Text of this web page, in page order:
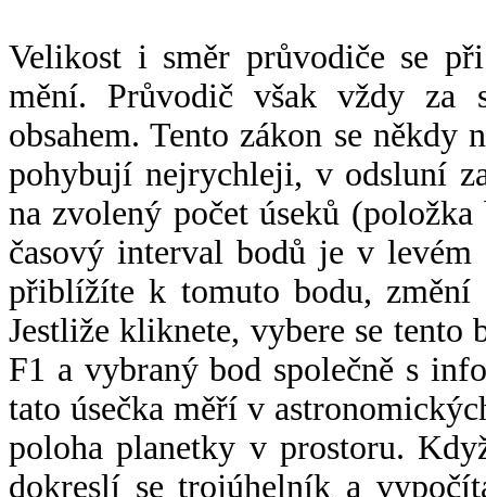
Velikost i směr průvodiče se
mění. Průvodič však vždy za
obsahem. Tento zákon se někdy
pohybují nejrychleji, v odsluní
na zvolený počet úseků
časový interval bodů je v
přiblížíte k tomuto bodu,
Jestliže kliknete, vybere se tento
F1 a vybraný bod společně s
tato úsečka měří v
poloha planetky v prostoru.
dokreslí se trojúhelník a